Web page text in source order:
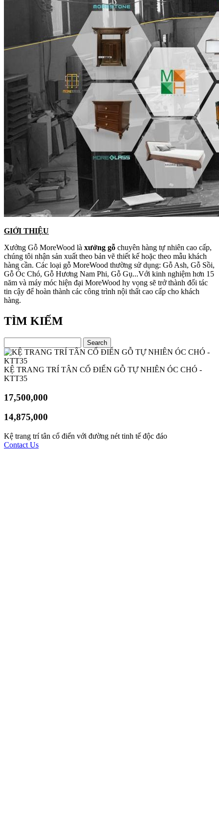
GIỚI THIỆU
Xưởng Gỗ MoreWood là xưởng gỗ chuyên hàng tự nhiên cao cấp,
chúng tôi nhận sản xuất theo bản vẽ thiết kế hoặc theo mẫu khách
hàng cần. Các loại gỗ MoreWood thường sử dụng: Gỗ Ash, Gỗ Sồi,
Gỗ Óc Chó, Gỗ Hương Nam Phi, Gỗ Gụ...Với kinh nghiệm hơn 15
năm và máy móc hiện đại MoreWood hy vọng sẽ trở thành đối tác
tin cậy để hoàn thành các công trình nội thất cao cấp cho khách
hàng.
TÌM KIẾM
KỆ TRANG TRÍ TÂN CỔ ĐIỂN GỖ TỰ NHIÊN ÓC CHÓ -
KTT35
17,500,000
14,875,000
Kệ trang trí tân cổ điển với đường nét tinh tế độc đáo
Contact Us